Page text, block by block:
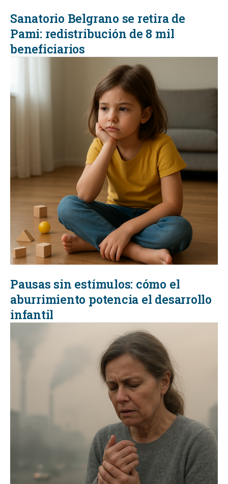
Sanatorio Belgrano se retira de
Pami: redistribución de 8 mil
beneficiarios
Pausas sin estímulos: cómo el
aburrimiento potencia el desarrollo
infantil